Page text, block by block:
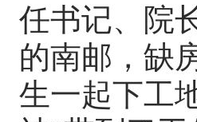
任书记、院
的南邮，缺
生一起下工